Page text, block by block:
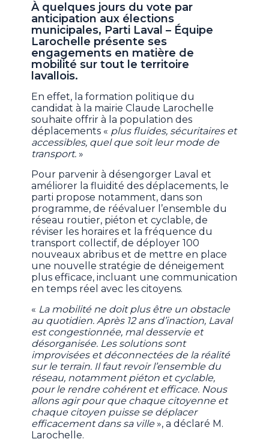
À quelques jours du vote par
anticipation aux élections
municipales, Parti Laval – Équipe
Larochelle présente ses
engagements en matière de
mobilité sur tout le territoire
lavallois.
En effet, la formation politique du
candidat à la mairie Claude Larochelle
souhaite offrir à la population des
déplacements « plus fluides, sécuritaires et
accessibles, quel que soit leur mode de
transport.»
Pour parvenir à désengorger Laval et
améliorer la fluidité des déplacements, le
parti propose notamment, dans son
programme, de réévaluer l’ensemble du
réseau routier, piéton et cyclable, de
réviser les horaires et la fréquence du
transport collectif, de déployer 100
nouveaux abribus et de mettre en place
une nouvelle stratégie de déneigement
plus efficace, incluant une communication
en temps réel avec les citoyens.
« La mobilité ne doit plus être un obstacle
au quotidien. Après 12 ans d’inaction, Laval
est congestionnée, mal desservie et
désorganisée. Les solutions sont
improvisées et déconnectées de la réalité
sur le terrain. Il faut revoir l’ensemble du
réseau, notamment piéton et cyclable,
pour le rendre cohérent et efficace. Nous
allons agir pour que chaque citoyenne et
chaque citoyen puisse se déplacer
efficacement dans sa ville», a déclaré M.
Larochelle.